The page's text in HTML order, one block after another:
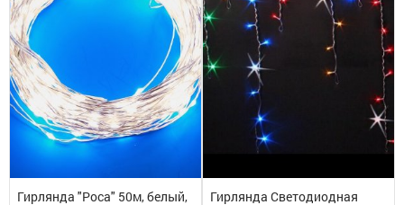
Гирлянда "Роса" 50м, белый,
Гирлянда Светодиодная